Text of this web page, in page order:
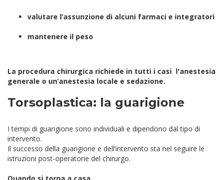
valutare l’assunzione di alcuni farmaci e integratori
mantenere il peso
La procedura chirurgica richiede in tutti i casi l'anestesia
generale o un’anestesia locale e sedazione.
Torsoplastica: la guarigione
I tempi di guarigione sono individuali e dipendono dal tipo di
intervento.
Il successo della guarigione e dell’intervento sta nel seguire le
istruzioni post-operatorie del chirurgo.